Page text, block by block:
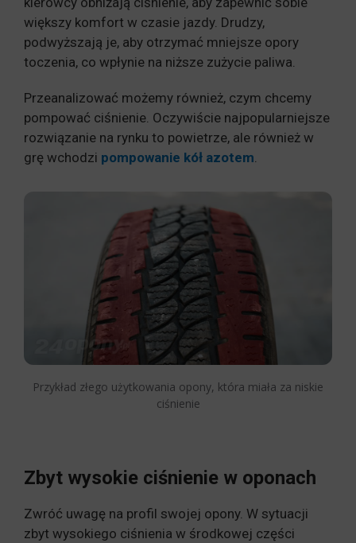
większy komfort w czasie jazdy. Drudzy,
podwyższają je, aby otrzymać mniejsze opory
toczenia, co wpłynie na niższe zużycie paliwa.
Przeanalizować możemy również, czym chcemy
pompować ciśnienie. Oczywiście najpopularniejsze
rozwiązanie na rynku to powietrze, ale również w
grę wchodzi pompowanie kół azotem.
Przykład złego użytkowania opony, która miała za niskie
ciśnienie
Zbyt wysokie ciśnienie w oponach
Zwróć uwagę na profil swojej opony. W sytuacji
zbyt wysokiego ciśnienia w środkowej części